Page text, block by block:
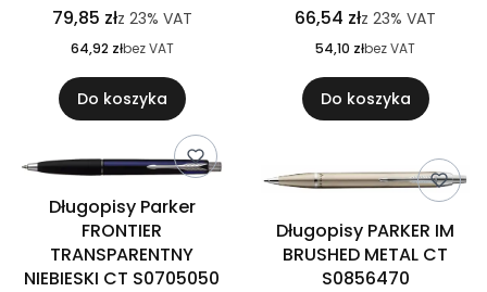
79,85 złz 23% VAT
64,92 złbez VAT
Do koszyka
66,54 złz 23% VAT
54,10 złbez VAT
Do koszyka
Długopisy Parker
FRONTIER
TRANSPARENTNY
NIEBIESKI CT S0705050
Długopisy PARKER IM
BRUSHED METAL CT
S0856470